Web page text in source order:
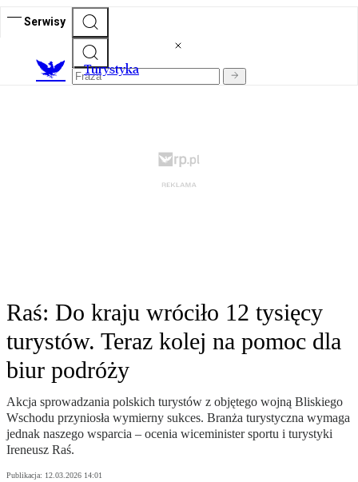
Serwisy
Turystyka
Raś: Do kraju wróciło 12 tysięcy
turystów. Teraz kolej na pomoc dla
biur podróży
Akcja sprowadzania polskich turystów z objętego wojną Bliskiego
Wschodu przyniosła wymierny sukces. Branża turystyczna wymaga
jednak naszego wsparcia – ocenia wiceminister sportu i turystyki
Ireneusz Raś.
Publikacja: 12.03.2026 14:01